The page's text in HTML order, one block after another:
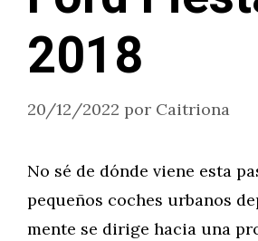
2018
20/12/2022 por Caitriona
No sé de dónde viene esta
pequeños coches urbanos
mente se dirige hacia una